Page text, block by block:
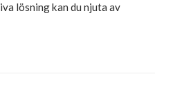
lösning kan du njuta av